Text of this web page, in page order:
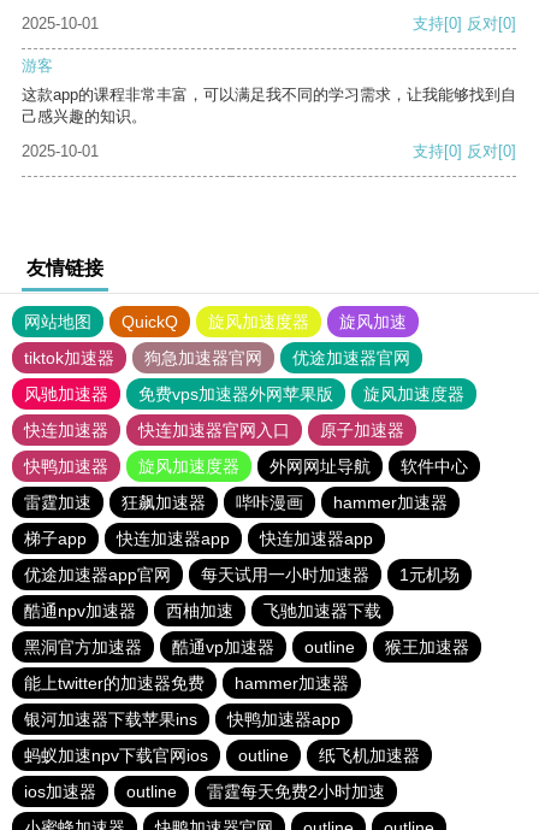
2025-10-01
支持[0] 反对[0]
游客
这款app的课程非常丰富，可以满足我不同的学习需求，让我能够找到自
己感兴趣的知识。
2025-10-01
支持[0] 反对[0]
友情链接
网站地图 QuickQ 旋风加速度器
旋风加速
tiktok加速器
狗急加速器官网
优途加速器官网
风驰加速器
免费vps加速器外网苹果版
旋风加速度器
快连加速器
快连加速器官网入口
原子加速器
快鸭加速器
旋风加速度器 外网网址导航
软件中心
雷霆加速
狂飙加速器 哔咔漫画
hammer加速器
梯子app
快连加速器app
快连加速器app
优途加速器app官网
每天试用一小时加速器
1元机场
酷通npv加速器
西柚加速
飞驰加速器下载
黑洞官方加速器
酷通vp加速器 outline
猴王加速器
能上twitter的加速器免费
hammer加速器
银河加速器下载苹果ins
快鸭加速器app
蚂蚁加速npv下载官网ios
outline
纸飞机加速器
ios加速器
outline
雷霆每天免费2小时加速